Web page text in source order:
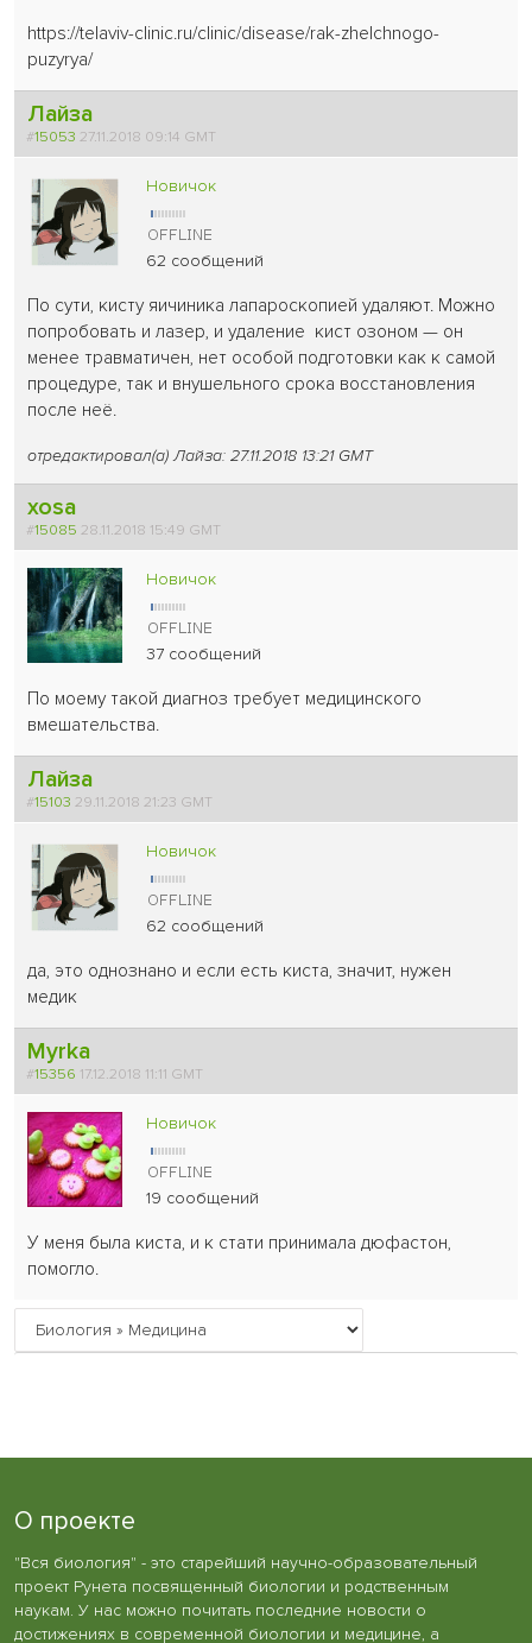
https://telaviv-clinic.ru/clinic/disease/rak-zhelchnogo-
puzyrya/
Лайза
#15053 27.11.2018 09:14 GMT
Новичок
62 сообщений
По сути, кисту яичиника лапароскопией удаляют. Можно
попробовать и лазер, и удаление кист озоном — он
менее травматичен, нет особой подготовки как к самой
процедуре, так и внушельного срока восстановления
после неё.
отредактировал(а) Лайза: 27.11.2018 13:21 GMT
xosa
#15085 28.11.2018 15:49 GMT
Новичок
37 сообщений
По моему такой диагноз требует медицинского
вмешательства.
Лайза
#15103 29.11.2018 21:23 GMT
Новичок
62 сообщений
да, это однознано и если есть киста, значит, нужен
медик
Myrka
#15356 17.12.2018 11:11 GMT
Новичок
19 сообщений
У меня была киста, и к стати принимала дюфастон,
помогло.
О проекте
"Вся биология" - это старейший научно-образовательный
проект Рунета посвященный биологии и родственным
наукам. У нас можно почитать последние новости о
достижениях в современной биологии и медицине, а